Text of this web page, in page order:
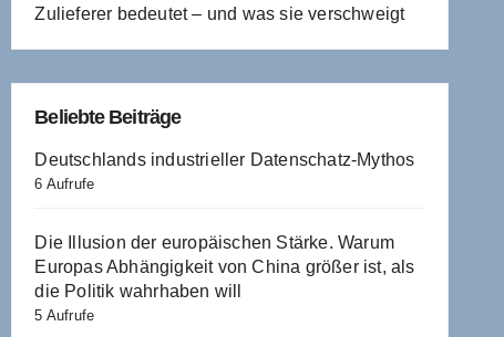
Zulieferer bedeutet – und was sie verschweigt
Beliebte Beiträge
Deutschlands industrieller Datenschatz-Mythos
6 Aufrufe
Die Illusion der europäischen Stärke. Warum
Europas Abhängigkeit von China größer ist, als
die Politik wahrhaben will
5 Aufrufe